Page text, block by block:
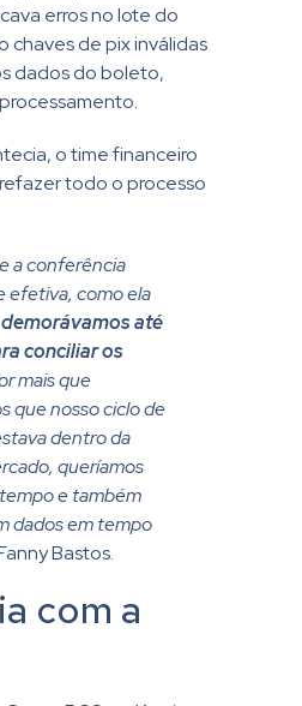
erros no lote do
chaves de pix inválidas
dados do boleto,
o time financeiro
todo o processo
a conferência
efetiva, como ela
demorávamos até
conciliar os
mais que
que nosso ciclo de
dentro da
queríamos
e também
dados em tempo
Bastos.
com a